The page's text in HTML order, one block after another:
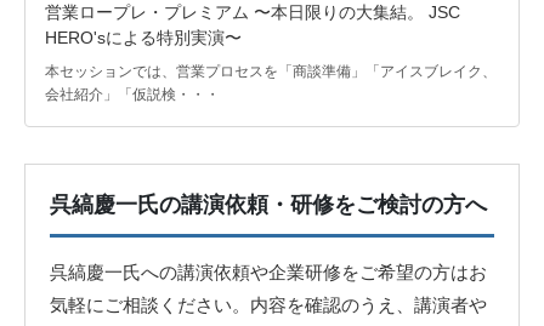
営業ロープレ・プレミアム 〜本日限りの大集結。 JSC
HERO'sによる特別実演〜
本セッションでは、営業プロセスを「商談準備」「アイスブレイク、
会社紹介」「仮説検・・・
呉縞慶一氏の講演依頼・研修をご検討の方へ
呉縞慶一氏への講演依頼や企業研修をご希望の方はお
気軽にご相談ください。内容を確認のうえ、講演者や